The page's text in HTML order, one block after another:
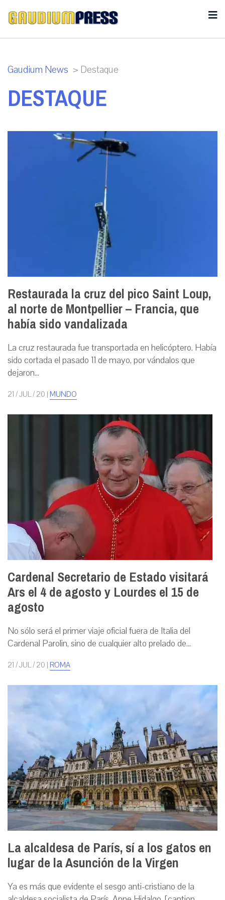
Gaudium News > Destaque
DESTAQUE
Restaurada la cruz del pico Saint Loup,
al norte de Montpellier – Francia, que
había sido vandalizada
La cruz restaurada fue transportada en helicóptero. Había
sido cortada el pasado 11 de mayo, por vándalos que
dejaron...
21 / JUL / 20 | MUNDO
Cardenal Secretario de Estado visitará
Ars el 4 de agosto y Lourdes el 15 de
agosto
No sólo será el primer viaje oficial fuera de Italia del
Cardenal Parolin, sino de cualquier alto prelado de...
21 / JUL / 20 | ROMA
La alcaldesa de París, sí a los gatos en
lugar de la Asunción de la Virgen
Ya es más que evidente el sesgo anti-cristiano de la